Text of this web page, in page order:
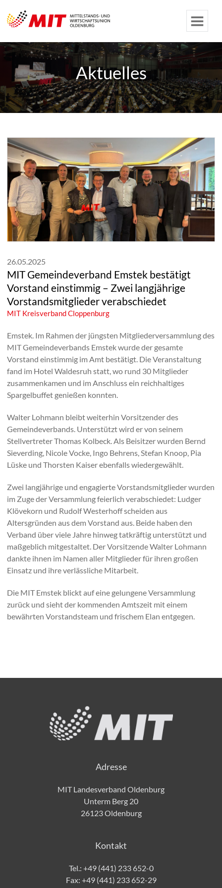
Aktuelles
26.05.2025
MIT Gemeindeverband Emstek bestätigt
Vorstand einstimmig – Zwei langjährige
Vorstandsmitglieder verabschiedet
MIT Kreisverband Cloppenburg
Emstek. Im Rahmen der jüngsten Mitgliederversammlung des
MIT Gemeindeverbands Emstek wurde der gesamte
Vorstand einstimmig im Amt bestätigt. Die Veranstaltung
fand im Hotel Waldesruh statt, wo rund 30 Mitglieder
zusammenkamen und im Anschluss ein reichhaltiges
Spargelbuffet genießen konnten.
Walter Lohmann bleibt weiterhin Vorsitzender des
Gemeindeverbands. Unterstützt wird er von seinem
Stellvertreter Thomas Kolbeck. Als Beisitzer wurden Bernd
Sieverding, Nicole Vocke, Ingo Behrens, Stefan Knoop, Pia
Lüske und Thorsten Kaiser ebenfalls wiedergewählt.
Zwei langjährige und engagierte Vorstandsmitglieder wurden
im Zuge der Versammlung feierlich verabschiedet: Ludger
Klövekorn und Rudolf Westerhoff scheiden aus
Altersgründen aus dem Vorstand aus. Beide haben den
Verband über viele Jahre hinweg tatkräftig unterstützt und
maßgeblich mitgestaltet. Der Vorsitzende Walter Lohmann
dankte ihnen im Namen aller Mitglieder für ihren großen
Einsatz und ihre verlässliche Mitarbeit.
Die MIT Emstek blickt auf eine gelungene Versammlung
zurück und sieht der kommenden Amtszeit mit einem
bewährten Vorstandsteam und frischem Elan entgegen.
Adresse
MIT Landesverband Oldenburg
Unterm Berg 20
26123 Oldenburg
Kontakt
Tel.: +49 (441) 233 652-0
Fax: +49 (441) 233 652-29